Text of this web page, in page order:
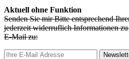
Aktuell ohne Funktion
Senden Sie mir Bitte entsprechend
jederzeit widerruflich Informationen
E-Mail zu: